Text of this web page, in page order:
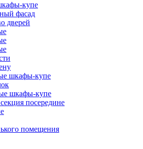
купе
фасад
дверей
шкафы-купе
шкафы-купе
посередине
помещения